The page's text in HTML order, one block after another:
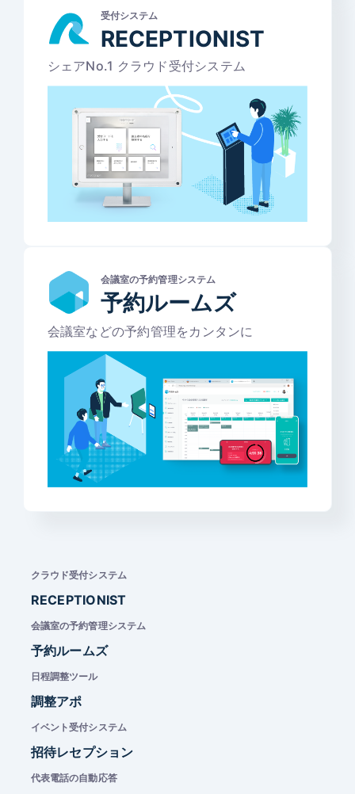
受付システム
RECEPTIONIST
シェアNo.1 クラウド受付システム
会議室の予約管理システム
予約ルームズ
会議室などの予約管理をカンタンに
クラウド受付システム
RECEPTIONIST
会議室の予約管理システム
予約ルームズ
日程調整ツール
調整アポ
イベント受付システム
招待レセプション
代表電話の自動応答